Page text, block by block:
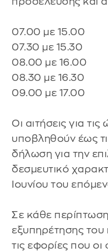
07.00 με 15.00
07.30 με 15.30
08.00 με 16.00
08.30 με 16.30
09.00 με 17.00
Οι αιτήσεις για
υποβληθούν έως
δήλωση για την
δεσμευτικό
Ιουνίου του
Σε κάθε
εξυπηρέτησης του
τις εφορίες που